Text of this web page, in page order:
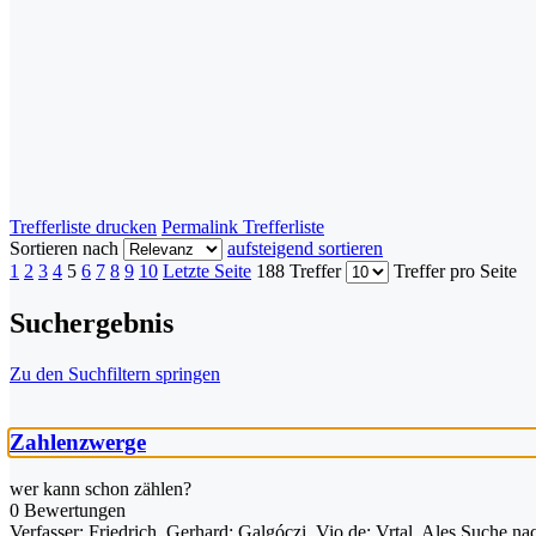
Trefferliste drucken Permalink Trefferliste
Sortieren nach
aufsteigend sortieren
1 2 3 4 5 6 7 8 9 10 Letzte Seite 188 Treffer Treffer pro Seite
Suchergebnis
Zu den Suchfiltern springen
Zahlenzwerge
wer kann schon zählen?
0 Bewertungen
Verfasser: Friedrich, Gerhard; Galgóczi, Vio de; Vrtal, Ales Suche